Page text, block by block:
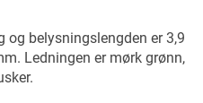
og belysningslengden er 3,9
Ledningen er mørk grønn,